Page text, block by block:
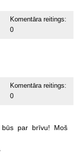
Komentāra reitings:
0
Komentāra reitings:
0
būs par brīvu!
Moš